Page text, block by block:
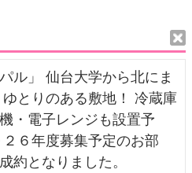
パル」 仙台大学から北にま
ゆとりのある敷地！ 冷蔵庫
・電子レンジも設置予
６年度募集予定のお部
約となりました。